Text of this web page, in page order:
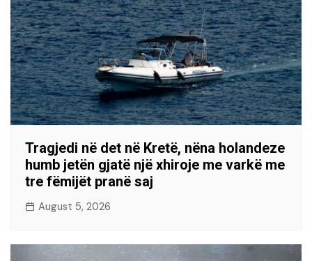
Tragjedi në det në Kretë, nëna holandeze
humb jetën gjatë një xhiroje me varkë me
tre fëmijët pranë saj
August 5, 2026